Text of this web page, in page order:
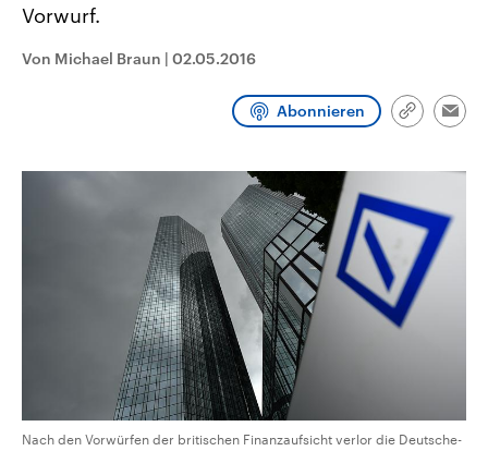
Vorwurf.
Von Michael Braun | 02.05.2016
Abonnieren
Link
Nach den Vorwürfen der britischen Finanzaufsicht verlor die Deutsche-